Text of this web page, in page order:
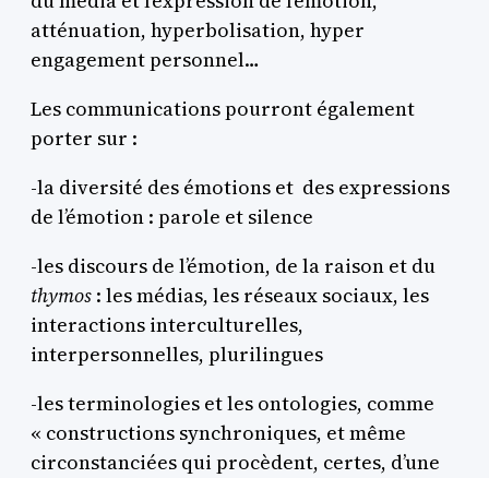
atténuation, hyperbolisation, hyper
engagement personnel…
Les communications pourront également
porter sur :
-la diversité des émotions et des expressions
de l’émotion : parole et silence
-les discours de l’émotion, de la raison et du
thymos : les médias, les réseaux sociaux, les
interactions interculturelles,
interpersonnelles, plurilingues
-les terminologies et les ontologies, comme
« constructions synchroniques, et même
circonstanciées qui procèdent, certes, d’une